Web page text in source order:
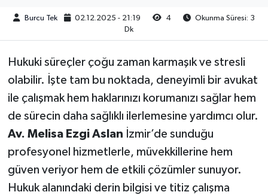
Burcu Tek 02.12.2025 - 21:19 4
Okunma Süresi: 3
Dk
Hukuki süreçler çoğu zaman karmaşık ve stresli
olabilir. İşte tam bu noktada, deneyimli bir avukat
ile çalışmak hem haklarınızı korumanızı sağlar hem
de sürecin daha sağlıklı ilerlemesine yardımcı olur.
Av. Melisa Ezgi Aslan İzmir’de sunduğu
profesyonel hizmetlerle, müvekkillerine hem
güven veriyor hem de etkili çözümler sunuyor.
Hukuk alanındaki derin bilgisi ve titiz çalışma